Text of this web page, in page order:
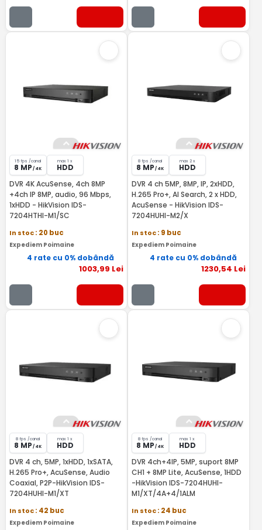
15 fps /canal
8 MP / 4K
max 1 x
HDD
DVR 4K AcuSense, 4ch 8MP
+4ch IP 8MP, audio, 96 Mbps,
1xHDD - HikVision IDS-
7204HTHI-M1/SC
In stoc: 20 buc
Expediem Poimaine
4 rate cu 0% dobândă
1003,99 Lei
8 fps /canal
8 MP / 4K
max 2 x
HDD
DVR 4 ch 5MP, 8MP, IP, 2xHDD,
H.265 Pro+, AI Search, 2 x HDD,
AcuSense - HikVision IDS-
7204HUHI-M2/X
In stoc: 9 buc
Expediem Poimaine
4 rate cu 0% dobândă
1230,54 Lei
8 fps /canal
8 MP / 4K
max 1 x
HDD
DVR 4 ch, 5MP, 1xHDD, 1xSATA,
H.265 Pro+, AcuSense, Audio
Coaxial, P2P-HikVision IDS-
7204HUHI-M1/XT
In stoc: 42 buc
Expediem Poimaine
8 fps /canal
8 MP / 4K
max 1 x
HDD
DVR 4ch+4IP, 5MP, suport 8MP
CH1 + 8MP Lite, AcuSense, 1HDD
-HikVision IDS-7204HUHI-
M1/XT/4A+4/1ALM
In stoc: 24 buc
Expediem Poimaine